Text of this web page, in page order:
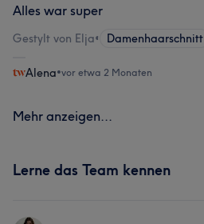
Alles war super
Gestylt von Elja• Damenhaarschnitt
Alena•vor etwa 2 Monaten
Mehr anzeigen...
Lerne das Team kennen